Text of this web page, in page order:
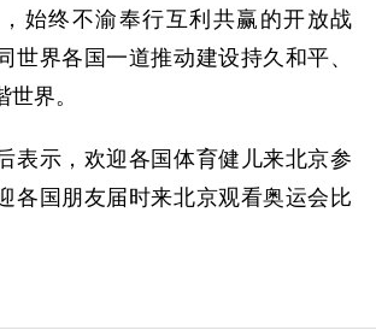
始终不渝奉行互利共赢的开放战
世界各国一道推动建设持久和平、
界。
示，欢迎各国体育健儿来北京参
各国朋友届时来北京观看奥运会比